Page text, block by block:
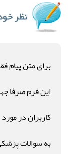
برای متن پیام
این فرم صرفا
کاربران در
به سوالات